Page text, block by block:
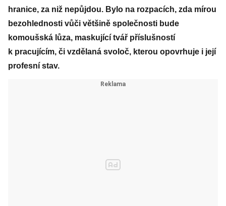
hranice, za niž nepůjdou. Bylo na rozpacích, zda mírou
bezohlednosti vůči většině společnosti bude
komoušská lůza, maskující tvář příslušností
k pracujícím, či vzdělaná svoloč, kterou opovrhuje i její
profesní stav.